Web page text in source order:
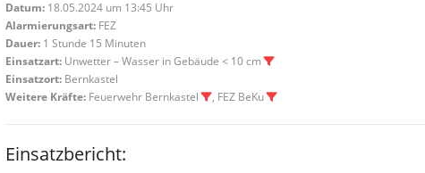
Datum: 18.05.2024 um 13:45 Uhr
Alarmierungsart: FEZ
Dauer: 1 Stunde 15 Minuten
Einsatzart: Unwetter – Wasser in Gebäude < 10 cm
Einsatzort: Bernkastel
Weitere Kräfte: Feuerwehr Bernkastel , FEZ BeKu
Einsatzbericht: